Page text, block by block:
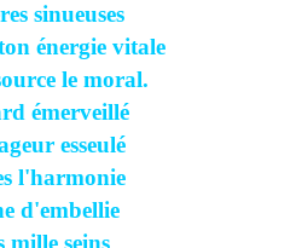
sinueuses
énergie vitale
le moral.
émerveillé
esseulé
l'harmonie
d'embellie
mille seins